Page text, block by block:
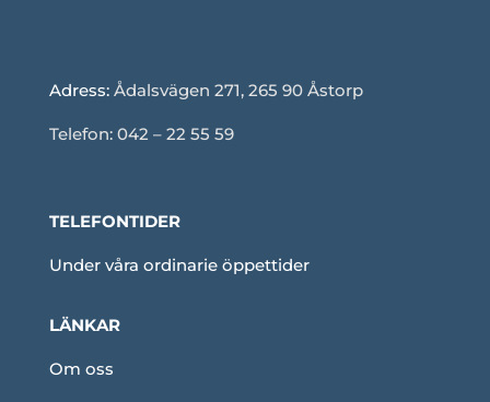
Adress: Ådalsvägen 271, 265 90 Åstorp
Telefon: 042 – 22 55 59
TELEFONTIDER
Under våra ordinarie öppettider
LÄNKAR
Om oss